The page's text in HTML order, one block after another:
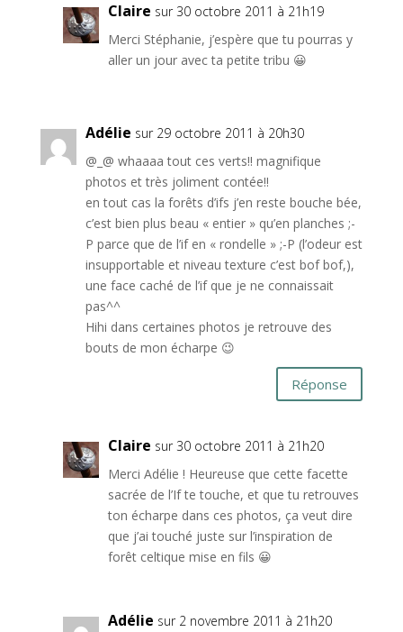
Claire sur 30 octobre 2011 à 21h19
Merci Stéphanie, j’espère que tu pourras y
aller un jour avec ta petite tribu 😀
Adélie sur 29 octobre 2011 à 20h30
@_@ whaaaa tout ces verts!! magnifique
photos et très joliment contée!!
en tout cas la forêts d’ifs j’en reste bouche bée,
c’est bien plus beau « entier » qu’en planches ;-
P parce que de l’if en « rondelle » ;-P (l’odeur est
insupportable et niveau texture c’est bof bof,),
une face caché de l’if que je ne connaissait
pas^^
Hihi dans certaines photos je retrouve des
bouts de mon écharpe 😉
Réponse
Claire sur 30 octobre 2011 à 21h20
Merci Adélie ! Heureuse que cette facette
sacrée de l’If te touche, et que tu retrouves
ton écharpe dans ces photos, ça veut dire
que j’ai touché juste sur l’inspiration de
forêt celtique mise en fils 😀
Adélie sur 2 novembre 2011 à 21h20